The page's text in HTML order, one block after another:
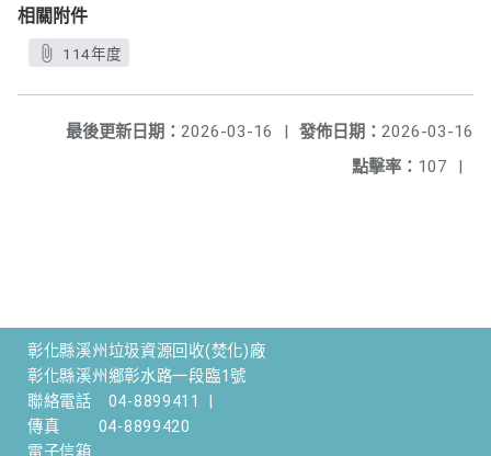
相關附件
114年度
發佈日期： 2026-03-16
最後更新日期： 2026-03-16
|
點擊率： 107 |
彰化縣溪州垃圾資源回收(焚化)廠
彰化縣溪州鄉彰水路一段臨1號
聯絡電話
04-8899411
傳真
04-8899420
電子信箱